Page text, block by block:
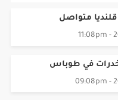
متواصل
في طوباس